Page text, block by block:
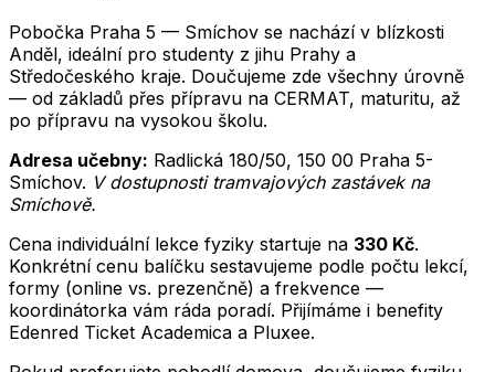
Pobočka Praha 5 — Smíchov se nachází v blízkosti
Anděl, ideální pro studenty z jihu Prahy a
Středočeského kraje. Doučujeme zde všechny úrovně
— od základů přes přípravu na CERMAT, maturitu, až
po přípravu na vysokou školu.
Adresa učebny: Radlická 180/50, 150 00 Praha 5-
Smíchov. V dostupnosti tramvajových zastávek na
Smíchově.
Cena individuální lekce fyziky startuje na 330 Kč.
Konkrétní cenu balíčku sestavujeme podle počtu lekcí,
formy (online vs. prezenčně) a frekvence —
koordinátorka vám ráda poradí. Přijímáme i benefity
Edenred Ticket Academica a Pluxee.